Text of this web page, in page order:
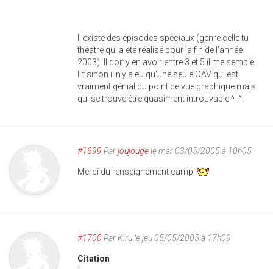
Il existe des épisodes spéciaux (genre celle tu
théatre qui a été réalisé pour la fin de l'année
2003). Il doit y en avoir entre 3 et 5 il me semble.
Et sinon il n'y a eu qu'une seule OAV qui est
vraiment génial du point de vue graphique mais
qui se trouve être quasiment introuvable ^_^.
#1699 Parjoujougele mar 03/05/2005 à 10h05
Merci du renseignement campi
#1700 ParKirule jeu 05/05/2005 à 17h09
Citation